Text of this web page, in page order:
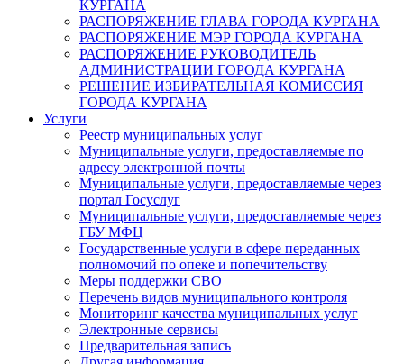
КУРГАНА
РАСПОРЯЖЕНИЕ ГЛАВА ГОРОДА КУРГАНА
РАСПОРЯЖЕНИЕ МЭР ГОРОДА КУРГАНА
РАСПОРЯЖЕНИЕ РУКОВОДИТЕЛЬ
АДМИНИСТРАЦИИ ГОРОДА КУРГАНА
РЕШЕНИЕ ИЗБИРАТЕЛЬНАЯ КОМИССИЯ
ГОРОДА КУРГАНА
Услуги
Реестр муниципальных услуг
Муниципальные услуги, предоставляемые по
адресу электронной почты
Муниципальные услуги, предоставляемые через
портал Госуслуг
Муниципальные услуги, предоставляемые через
ГБУ МФЦ
Государственные услуги в сфере переданных
полномочий по опеке и попечительству
Меры поддержки СВО
Перечень видов муниципального контроля
Мониторинг качества муниципальных услуг
Электронные сервисы
Предварительная запись